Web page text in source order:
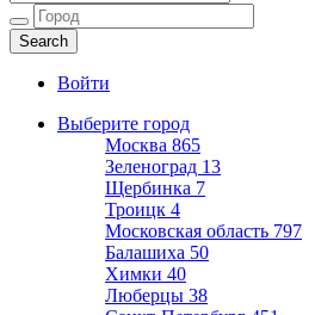
Адреса и телефоны
Войти
Выберите город
Москва 865
Зеленоград 13
Щербинка 7
Троицк 4
Московская область 797
Балашиха 50
Химки 40
Люберцы 38